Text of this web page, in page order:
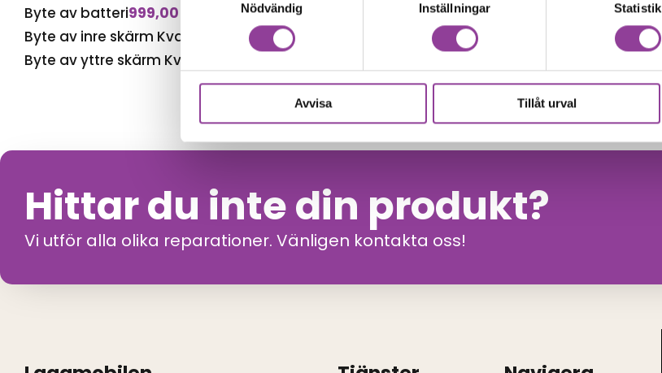
Nödvändig
Inställningar Statistik
Avvisa Tillåt urval
Byte av batteri999,00
Byte av inre skärm Kvalité A (Original Display)
Byte av yttre skärm Kvalité A (Original Display)
Hittar du inte din produkt?
Vi utför alla olika reparationer. Vänligen kontakta oss!